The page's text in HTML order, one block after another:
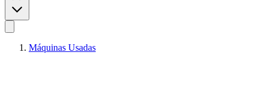
Máquinas Usadas